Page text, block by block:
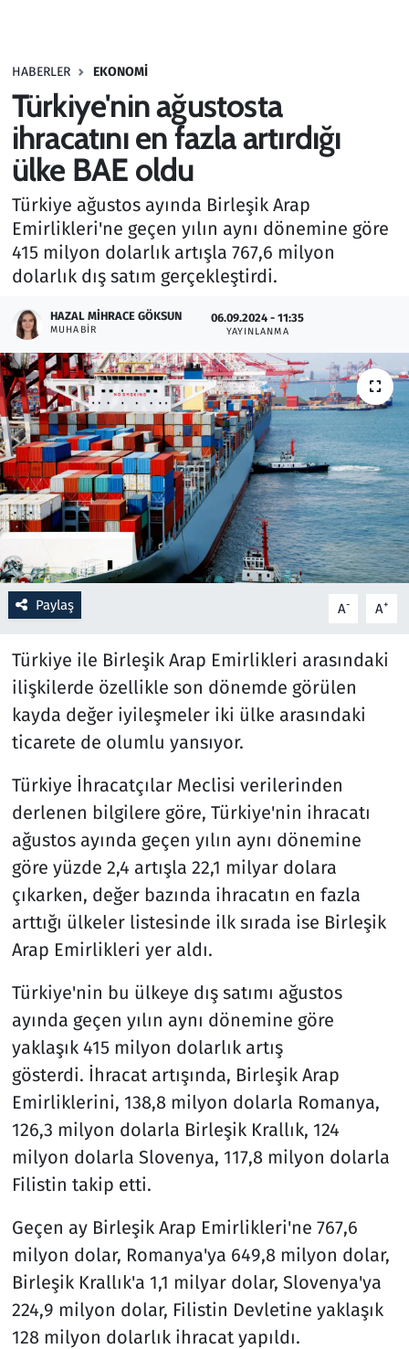
HABERLER EKONOMI
Türkiye'nin ağustosta
ihracatını en fazla artırdığı
ülke BAE oldu
Türkiye ağustos ayında Birleşik Arap
Emirlikleri'ne geçen yılın aynı dönemine göre
415 milyon dolarlık artışla 767,6 milyon
dolarlık dış satım gerçekleştirdi.
HAZAL MIHRACE GÖKSUN
MUHABIR
06.09.2024 - 11:35
YAYINLANMA
Paylaş A- A+
Türkiye ile Birleşik Arap Emirlikleri arasındaki
ilişkilerde özellikle son dönemde görülen
kayda değer iyileşmeler iki ülke arasındaki
ticarete de olumlu yansıyor.
Türkiye İhracatçılar Meclisi verilerinden
derlenen bilgilere göre, Türkiye'nin ihracatı
ağustos ayında geçen yılın aynı dönemine
göre yüzde 2,4 artışla 22,1 milyar dolara
çıkarken, değer bazında ihracatın en fazla
arttığı ülkeler listesinde ilk sırada ise Birleşik
Arap Emirlikleri yer aldı.
Türkiye'nin bu ülkeye dış satımı ağustos
ayında geçen yılın aynı dönemine göre
yaklaşık 415 milyon dolarlık artış
gösterdi. İhracat artışında, Birleşik Arap
Emirliklerini, 138,8 milyon dolarla Romanya,
126,3 milyon dolarla Birleşik Krallık, 124
milyon dolarla Slovenya, 117,8 milyon dolarla
Filistin takip etti.
Geçen ay Birleşik Arap Emirlikleri'ne 767,6
milyon dolar, Romanya'ya 649,8 milyon dolar,
Birleşik Krallık'a 1,1 milyar dolar, Slovenya'ya
224,9 milyon dolar, Filistin Devletine yaklaşık
128 milyon dolarlık ihracat yapıldı.
Haber
Kültür Sanat
Kurumsal Haberler
Lezzet Durağı
Memur ve Kamu
Otomobil
Oyun
Ramazan
Resmi İlanlar
Rüya Tabirleri
Savunma Sanayi
Spor
Teknoloji ve Bilim
Televizyon